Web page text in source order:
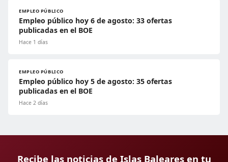
EMPLEO PÚBLICO
Empleo público hoy 6 de agosto: 33 ofertas
publicadas en el BOE
Hace 1 días
EMPLEO PÚBLICO
Empleo público hoy 5 de agosto: 35 ofertas
publicadas en el BOE
Hace 2 días
Recibe las noticias de Islas Baleares en tu